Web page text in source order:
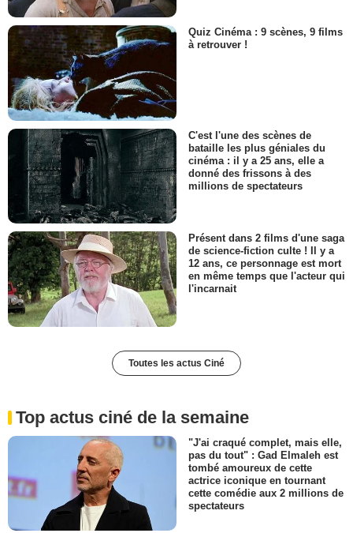
Quiz Cinéma : 9 scènes, 9 films
à retrouver !
C'est l'une des scènes de
bataille les plus géniales du
cinéma : il y a 25 ans, elle a
donné des frissons à des
millions de spectateurs
Présent dans 2 films d'une saga
de science-fiction culte ! Il y a
12 ans, ce personnage est mort
en même temps que l'acteur qui
l'incarnait
Toutes les actus Ciné
Top actus ciné de la semaine
"J'ai craqué complet, mais elle,
pas du tout" : Gad Elmaleh est
tombé amoureux de cette
actrice iconique en tournant
cette comédie aux 2 millions de
spectateurs